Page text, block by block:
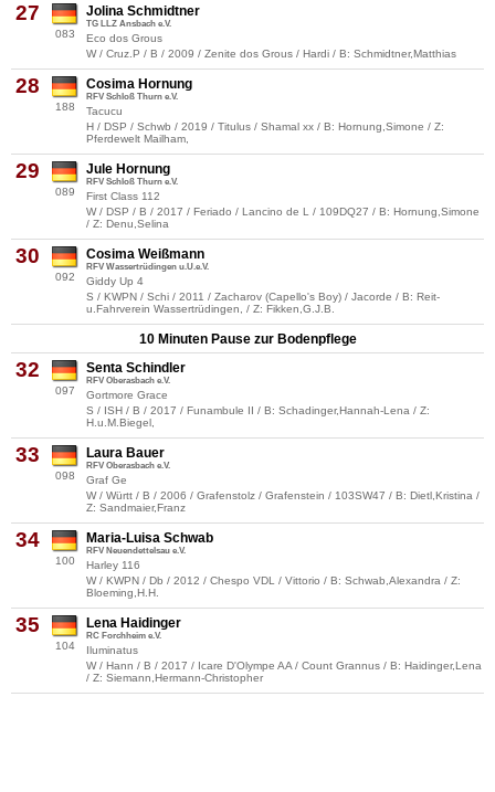
27
083
Jolina Schmidtner
TG LLZ Ansbach e.V.
Eco dos Grous
W / Cruz.P / B / 2009 / Zenite dos Grous / Hardi / B: Schmidtner,Matthias
28
188
Cosima Hornung
RFV Schloß Thurn e.V.
Tacucu
H / DSP / Schwb / 2019 / Titulus / Shamal xx / B: Hornung,Simone / Z:
Pferdewelt Mailham,
29
089
Jule Hornung
RFV Schloß Thurn e.V.
First Class 112
W / DSP / B / 2017 / Feriado / Lancino de L / 109DQ27 / B: Hornung,Simone
/ Z: Denu,Selina
30
092
Cosima Weißmann
RFV Wassertrüdingen u.U.e.V.
Giddy Up 4
S / KWPN / Schi / 2011 / Zacharov (Capello's Boy) / Jacorde / B: Reit-
u.Fahrverein Wassertrüdingen, / Z: Fikken,G.J.B.
10 Minuten Pause zur Bodenpflege
32
097
Senta Schindler
RFV Oberasbach e.V.
Gortmore Grace
S / ISH / B / 2017 / Funambule II / B: Schadinger,Hannah-Lena / Z:
H.u.M.Biegel,
33
098
Laura Bauer
RFV Oberasbach e.V.
Graf Ge
W / Württ / B / 2006 / Grafenstolz / Grafenstein / 103SW47 / B: Dietl,Kristina /
Z: Sandmaier,Franz
34
100
Maria-Luisa Schwab
RFV Neuendettelsau e.V.
Harley 116
W / KWPN / Db / 2012 / Chespo VDL / Vittorio / B: Schwab,Alexandra / Z:
Bloeming,H.H.
35
104
Lena Haidinger
RC Forchheim e.V.
Iluminatus
W / Hann / B / 2017 / Icare D'Olympe AA / Count Grannus / B: Haidinger,Lena
/ Z: Siemann,Hermann-Christopher